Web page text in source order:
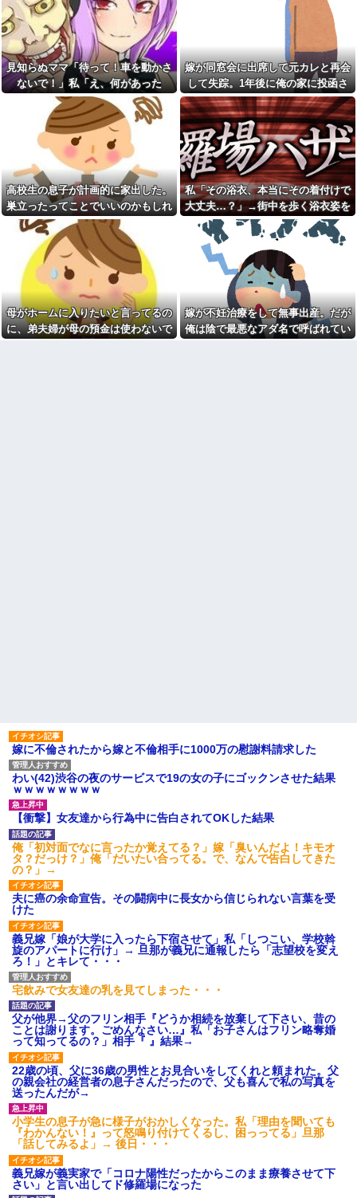
生活保護の相談に行ったら、
愛猫を手放さないと無理と言わ
れた。子どものような存在だか
ら手放すのは絶対に考えられな
い・・・
妹と差をつけて育てられた。
妹「家も土地も、財産はすべて
私が継ぐ。相続は放棄して」母
「うんうん」私「わかった」 →
数年後、復讐のチャンスがや...
停車中に二人の子供を乗せた
ヤンママに自転車ぶつけられ
た。ヤンママ「おめーふざけん
なよっ！ぶつかってんじゃねー
よ！弁償してもらうかんな！」...
パートの面接で号泣しながら
「ここもダメだったらもう食べ
ていけないんです」って熱弁し
てた人がいた
先週、嫁の妹と「口移し」で
酒を飲んで興奮した。おそらく
男女の関係になる
【衝撃】葬儀屋「火葬プラン
はどうなさいますか？」ワイ喪
主「直葬で(即答)」→結果ァw w
w w w w w w w w
【画像】このLINEでなんで女
が怒ってるのか分かんない奴は
の？ｗｗ」「逆に超安い」
私「ちょっと、人の家の金庫
触らないでよ！」キチママ『そ
こに金庫があったから、開けて
みようとしただけ☆』義兄「泥
は出てけ！二度と来るな！」結
果・・・
私「初めて飲む味だけどなん
のお茶？」彼「ちっ！」私「」
【GIF】JSのカンチョーワロ
タ
後続車にクラクションを鳴ら
され彼氏が逆切れ。「何クラク
ション鳴らしてんだ！降りてこ
いよ！」と怒鳴りだし...
【衝撃】報酬100万円超の治験
募集がこちらｗｗｗｗｗ(※画像
あり)
【ネット騒然】惨殺されたタ
ワマン頂き女子のこの動画、す
げえええええｗｗｗｗｗｗｗｗ
ｗｗｗ
【愕然】白のクラウン俺氏、
高速道路左車線を制限速度で走
った結果wwwwwwwwwwww
百年の恋12-899 食べた量を
張り合ってくる
【悲報】佐藤輝明・・・２軍
でも盛大にやらかす←あまり悲
しませないでくれ
女だけどバイト先でいじめら
私「その浴衣、本当にその着
付けで大丈夫…？」→街中を歩
く浴衣姿を見て、違和感ばかり
が気になってしまい…
【驚愕】養育費を払い続けた
結果…元妻の裏切りが判
明！！！その理由がこれｗｗｗ
ｗ
職場で電話を取った新入社員
の女子がヒワイなことを言われ
てショックを受けたことがあっ
た
20年くらい前だけど当時お付
き合いがあった仲間が神社に赤
いものを身につけちゃいけない
と言ってた
父の再婚相手が職権乱用して
私達の個人情報を調べ、訪問や
電話をしてくる
日本韓国台湾「少子化です」
←わかる 中国北朝鮮「少子化
です」←強権国家でも止められ
ないのかよ
担当美容師と近所の道端でば
見知らぬママ「待って！車を動かさ
ないで！」私「え、何があった
の！？」→慌てて降りると園長先生
が激怒していて…
嫁が同窓会に出席して元カレと再会
して失踪。1年後に俺の家に投函さ
れたものがこれ...
高校生の息子が計画的に家出した。
巣立ったってことでいいのかもしれ
ないけど、なんか割り切れず...
私「その浴衣、本当にその着付けで
大丈夫…？」→街中を歩く浴衣姿を
見て、違和感ばかりが気になってし
まい…
母がホームに入りたいと言ってるの
に、弟夫婦が母の預金は使わないで
嫁が不妊治療をして無事出産。だが
俺は陰で最悪なアダ名で呼ばれてい
嫁に不倫されたから嫁と不倫相手に1000万の慰謝料請求した
わい(42)渋谷の夜のサービスで19の女の子にゴックンさせた結果
ｗｗｗｗｗｗｗｗ
【衝撃】女友達から行為中に告白されてOKした結果
俺「初対面でなに言ったか覚えてる？」嫁「臭いんだよ！キモオ
タ？だっけ？」俺「だいたい合ってる。で、なんで告白してきた
の？」→
夫に癌の余命宣告。その闘病中に長女から信じられない言葉を受
けた
義兄嫁「娘が大学に入ったら下宿させて」私「しつこい、学校斡
旋のアパートに行け」→ 旦那が義兄に通報したら「志望校を変え
ろ！」とキレて・・・
宅飲みで女友達の乳を見てしまった・・・
父が他界→父のフリン相手『どうか相続を放棄して下さい、昔の
ことは謝ります。ごめんなさい…』私「お子さんはフリン略奪婚
って知ってるの？」相手『 』結果→
22歳の頃、父に36歳の男性とお見合いをしてくれと頼まれた。父
の親会社の経営者の息子さんだったので、父も喜んで私の写真を
送ったんだが→
小学生の息子が急に様子がおかしくなった。私「理由を聞いても
『わかんない！』って怒鳴り付けてくるし、困っってる」旦那
「話してみるよ」→ 後日・・・
義兄嫁が義実家で「コロナ陽性だったからこのまま療養させて下
さい」と言い出してド修羅場になった